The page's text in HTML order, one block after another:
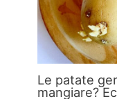
Le patate
mangiare?